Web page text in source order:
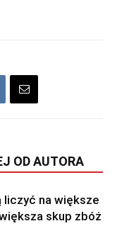
OD AUTORA
liczyć na większe
skup zbóż